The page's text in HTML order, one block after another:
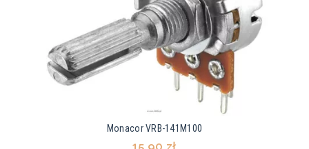
Monacor VRB-141M100